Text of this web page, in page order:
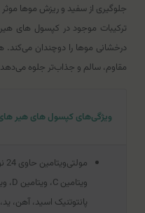
جلوگیری از سفید و ریزش موها
ترکیبات موجود در کپسول های
درخشانی موها را دوچندان
مقاوم، سالم و جذاب‌تر جلوه
ویژگی‌های کپسول های هیر
پانتوتنیک اسید، آهن،